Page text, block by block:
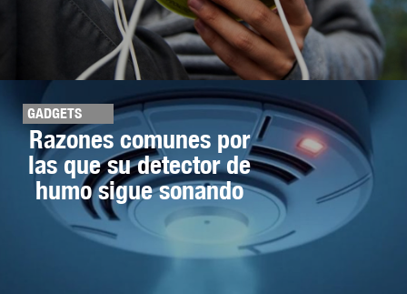
GADGETS
Razones comunes por
las que su detector de
humo sigue sonando